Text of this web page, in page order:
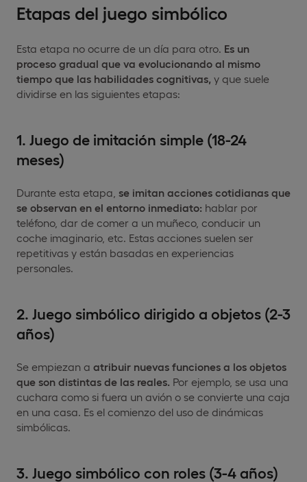
Etapas del juego simbólico
Esta etapa no ocurre de un día para otro. Es un
proceso gradual que va evolucionando al mismo
tiempo que las habilidades cognitivas, y que suele
dividirse en las siguientes etapas:
1. Juego de imitación simple (18-24
meses)
Durante esta etapa, se imitan acciones cotidianas que
se observan en el entorno inmediato: hablar por
teléfono, dar de comer a un muñeco, conducir un
coche imaginario, etc. Estas acciones suelen ser
repetitivas y están basadas en experiencias
personales.
2. Juego simbólico dirigido a objetos (2-3
años)
Se empiezan a atribuir nuevas funciones a los objetos
que son distintas de las reales. Por ejemplo, se usa una
cuchara como si fuera un avión o se convierte una caja
en una casa. Es el comienzo del uso de dinámicas
simbólicas.
3. Juego simbólico con roles (3-4 años)